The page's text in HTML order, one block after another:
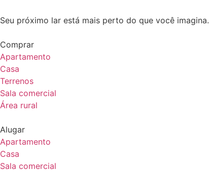
Seu próximo lar está mais perto do que você imagina.
Comprar
Apartamento
Casa
Terrenos
Sala comercial
Área rural
Alugar
Apartamento
Casa
Sala comercial